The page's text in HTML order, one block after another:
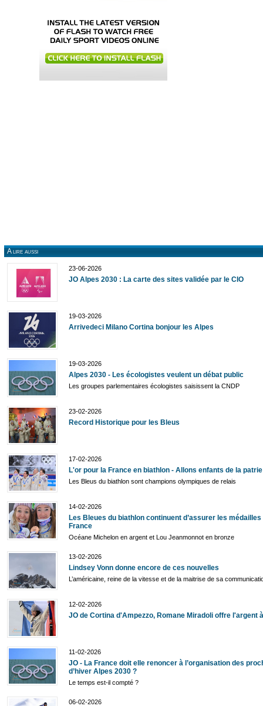
A lire aussi
23-06-2026
JO Alpes 2030 : La carte des sites validée par le CIO
19-03-2026
Arrivedeci Milano Cortina bonjour les Alpes
19-03-2026
Alpes 2030 - Les écologistes veulent un débat public
Les groupes parlementaires écologistes saisissent la CNDP
23-02-2026
Record Historique pour les Bleus
17-02-2026
L'or pour la France en biathlon - Allons enfants de la
Les Bleus du biathlon sont champions olympiques de relais
14-02-2026
Les Bleues du biathlon continuent d’assurer les médailles
France
Océane Michelon en argent et Lou Jeanmonnot en bronze
13-02-2026
Lindsey Vonn donne encore de ces nouvelles
L’américaine, reine de la vitesse et de la maitrise de sa
12-02-2026
JO de Cortina d'Ampezzo, Romane Miradoli offre l'argent
11-02-2026
JO - La France doit elle renoncer à l’organisation des
d’hiver Alpes 2030 ?
Le temps est-il compté ?
06-02-2026